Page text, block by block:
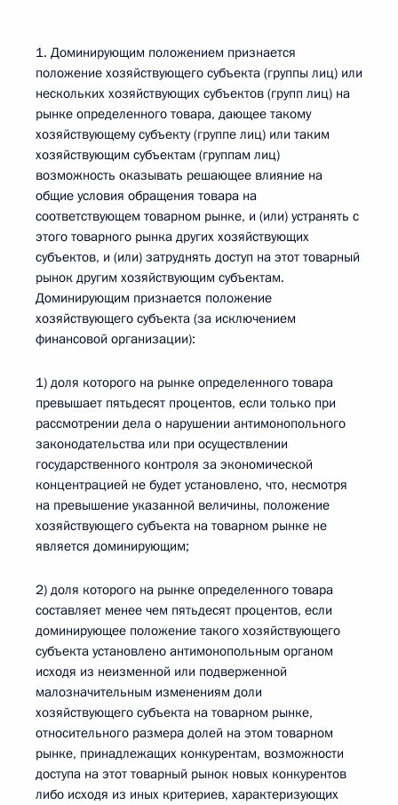
1. Доминирующим положением признается
положение хозяйствующего субъекта (группы лиц) или
нескольких хозяйствующих субъектов (групп лиц) на
рынке определенного товара, дающее такому
хозяйствующему субъекту (группе лиц) или таким
хозяйствующим субъектам (группам лиц)
возможность оказывать решающее влияние на
общие условия обращения товара на
соответствующем товарном рынке, и (или) устранять с
этого товарного рынка других хозяйствующих
субъектов, и (или) затруднять доступ на этот товарный
рынок другим хозяйствующим субъектам.
Доминирующим признается положение
хозяйствующего субъекта (за исключением
финансовой организации):
1) доля которого на рынке определенного товара
превышает пятьдесят процентов, если только при
рассмотрении дела о нарушении антимонопольного
законодательства или при осуществлении
государственного контроля за экономической
концентрацией не будет установлено, что, несмотря
на превышение указанной величины, положение
хозяйствующего субъекта на товарном рынке не
является доминирующим;
2) доля которого на рынке определенного товара
составляет менее чем пятьдесят процентов, если
доминирующее положение такого хозяйствующего
субъекта установлено антимонопольным органом
исходя из неизменной или подверженной
малозначительным изменениям доли
хозяйствующего субъекта на товарном рынке,
относительного размера долей на этом товарном
рынке, принадлежащих конкурентам, возможности
доступа на этот товарный рынок новых конкурентов
либо исходя из иных критериев, характеризующих